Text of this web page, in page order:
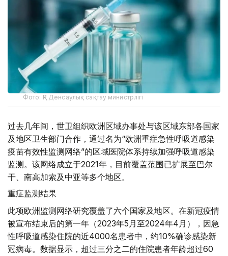
Фото: ҚР Денсаулық сақтау министрлігі
过去几年间，世卫组织欧洲区域办事处与该区域东部各国家
及地区卫生部门合作，通过名为“欧洲重症急性呼吸道感染
疫苗有效性监测网络”的区域医院体系持续加强呼吸道感染
监测。该网络成立于2021年，目前覆盖范围已扩展至巴尔
干、南高加索及中亚等多个地区。
重症监测结果
此项欧洲监测网络研究覆盖了六个国家及地区。在新冠疫情
被宣布结束后的第一年（2023年5月至2024年4月），因急
性呼吸道感染住院的近4000名患者中，约10%确诊感染新
冠病毒。数据显示，超过三分之二的住院患者年龄超过60